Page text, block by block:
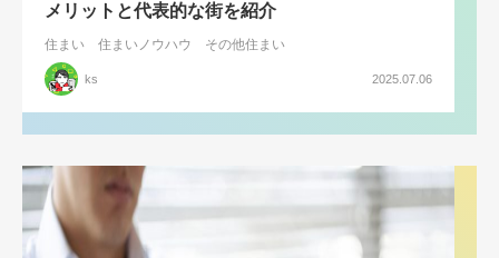
メリットと代表的な街を紹介
住まい 住まいノウハウ その他住まい
ks 2025.07.06